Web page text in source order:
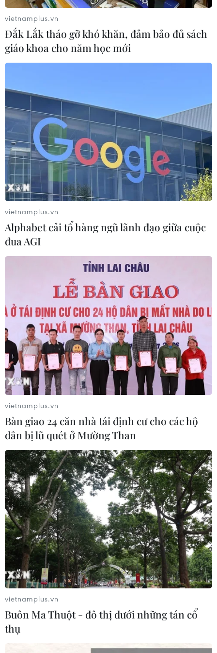
Dự án mở rộng đường Nguyễn Tuân tăng kết nối
khu vực phía Tây Nam Hà Nội
06/08/2026 08:19
Ninh Bình phê duyệt hơn 500 tỷ đồng xây dựng
Tiếp thêm động lực cho lực lượng lấy mẫu hài cốt
liệt sỹ
06/08/2026 07:56
Chuyên gia hiến kế tái thiết sông Hồng, mở không
gian phát triển cho Hà Nội
06/08/2026 07:55
Tổng Bí thư, Chủ tịch nước: Phải đổi mới công tác
vietnamplus.vn
Đắk Lắk tháo gỡ khó khăn, đảm bảo đủ sách
giáo khoa cho năm học mới
vietnamplus.vn
Alphabet cải tổ hàng ngũ lãnh đạo giữa cuộc
đua AGI
vietnamplus.vn
Bàn giao 24 căn nhà tái định cư cho các hộ
dân bị lũ quét ở Mường Than
vietnamplus.vn
Buôn Ma Thuột - đô thị dưới những tán cổ
thụ